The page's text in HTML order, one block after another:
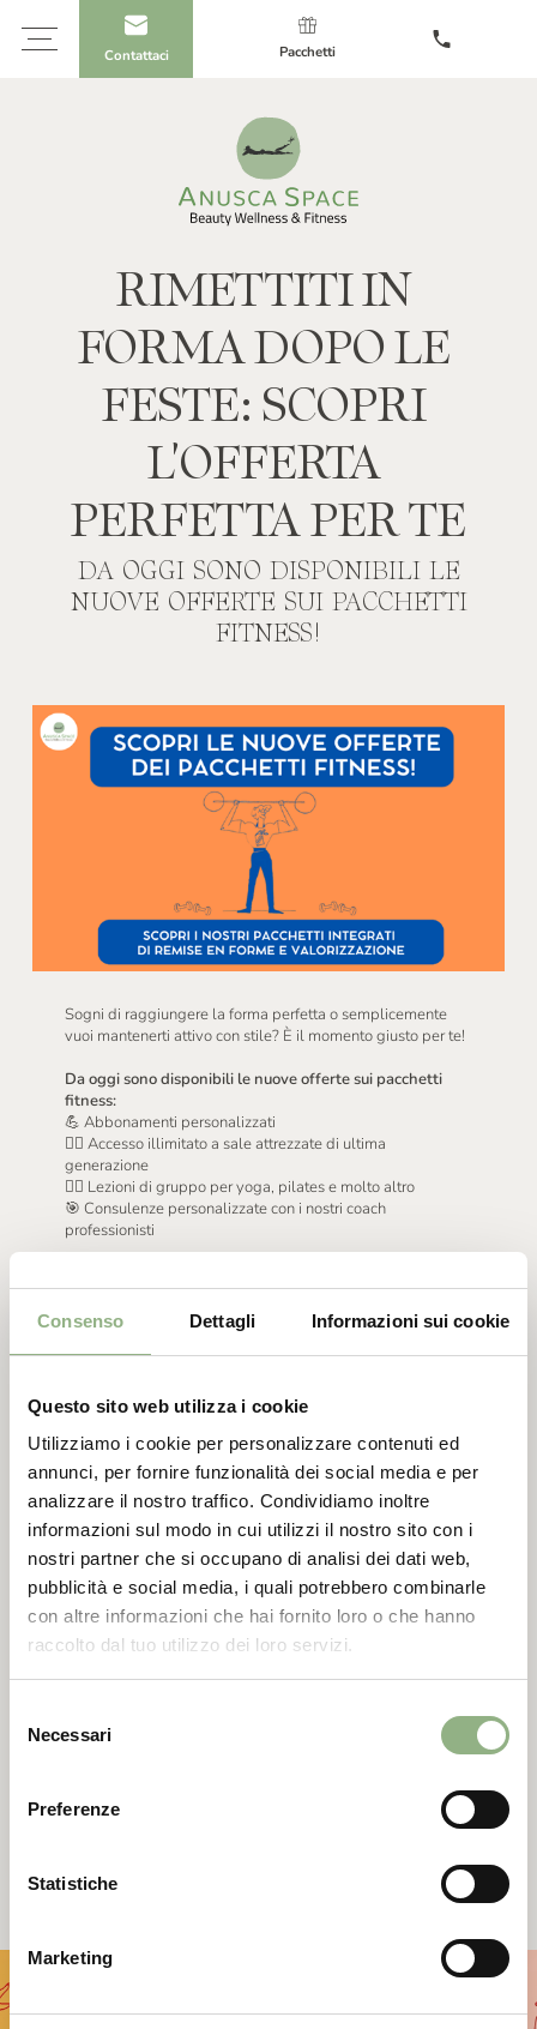
Consenso Dettagli Informazioni sui cookie
Questo sito web utilizza i cookie
Utilizziamo i cookie per personalizzare contenuti ed
annunci, per fornire funzionalità dei social media e per
analizzare il nostro traffico. Condividiamo inoltre
informazioni sul modo in cui utilizzi il nostro sito con i
nostri partner che si occupano di analisi dei dati web,
pubblicità e social media, i quali potrebbero combinarle
con altre informazioni che hai fornito loro o che hanno
raccolto dal tuo utilizzo dei loro servizi.
delNecessari
Preferenze
Statistiche
Marketing
Contattaci Pacchetti
RIMETTITIIN
FORMADOPO LE
FESTE: SCOPRI
L'OFFERTA
PERFETTA PERTE
DA OGGI SONO DISPONIBILI LE
NUOVE OFFERTE SUI PACCHETTI
FITNESS!
Sogni di raggiungere la forma perfetta o semplicemente
vuoi mantenerti attivo con stile? È il momento giusto per te!
Da oggi sono disponibili le nuove offerte sui pacchetti
fitness:
💪 Abbonamenti personalizzati
🏋️‍♀️ Accesso illimitato a sale attrezzate di ultima
generazione
🧘‍♂️ Lezioni di gruppo per yoga, pilates e molto altro
🎯 Consulenze personalizzate con i nostri coach
professionisti
Mensile
Semestrale
prenotare il tuo pacchetto
fitness
Iscriviti adesso e raggiungi i tuoi obiettivi con noi: la tua
nuova avventura fitness inizia ora!
settembre